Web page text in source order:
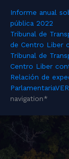
Informe anual
pública 2022
Tribunal de
de Centro Liber
Tribunal de
Centro Liber
Relación de
Parlamentaria
navigation*